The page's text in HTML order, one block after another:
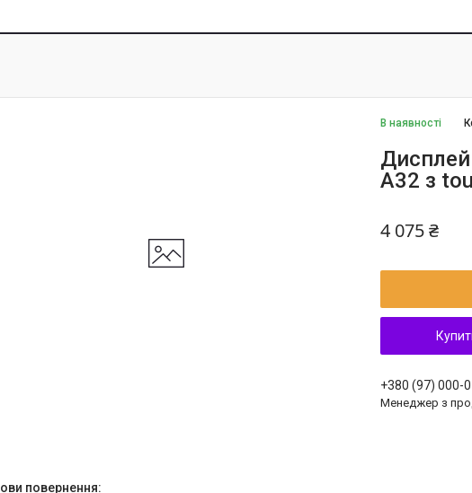
В наявності
Дисплей
A32 з
4 075 ₴
+380 (97) 000-
Менеджер з